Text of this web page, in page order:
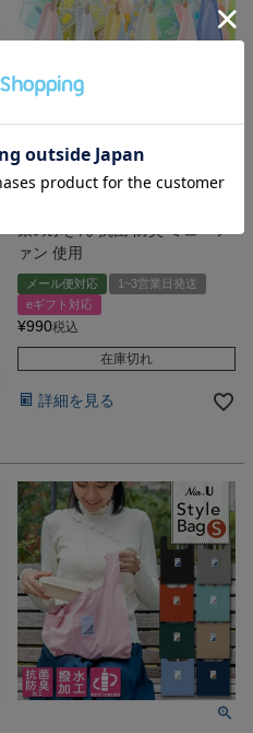
ァン 使用
メール便対応
1~3営業日発送
eギフト対応
¥990税込
在庫切れ
詳細を見る